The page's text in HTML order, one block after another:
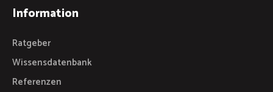
Information
Ratgeber
Wissensdatenbank
Referenzen